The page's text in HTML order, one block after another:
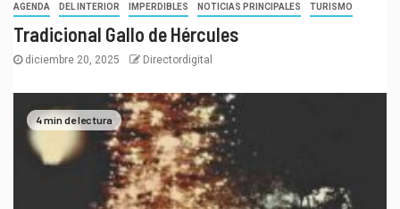
AGENDA DEL INTERIOR IMPERDIBLES NOTICIAS PRINCIPALES TURISMO
Tradicional Gallo de Hércules
diciembre 20, 2025 Directordigital
4 min de lectura